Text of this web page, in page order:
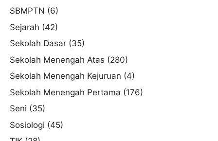
SBMPTN (6)
Sejarah (42)
Sekolah Dasar (35)
Sekolah Menengah Atas (280)
Sekolah Menengah Kejuruan (4)
Sekolah Menengah Pertama (176)
Seni (35)
Sosiologi (45)